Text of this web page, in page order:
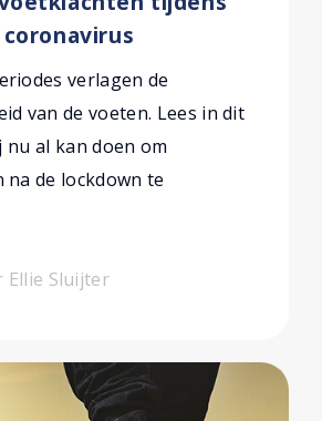
verlagen de
van de voeten. Lees in dit
al kan doen om
na de lockdown te
Ellie Sluijter